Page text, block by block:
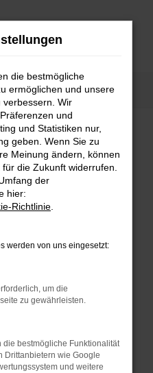
Error
aufgetreten.
dir helfen können:
und deine
wie Werbeblocker,
die bestmögliche
ermöglichen und unsere
verbessern. Wir
und
und Statistiken nur,
geben. Wenn Sie zu
Meinung ändern, können
die Zukunft widerrufen.
der
hier:
Richtlinie
werden von uns eingesetzt:
um die
zu gewährleisten.
die bestmögliche Funktionalität
Drittanbietern wie Google
und weitere